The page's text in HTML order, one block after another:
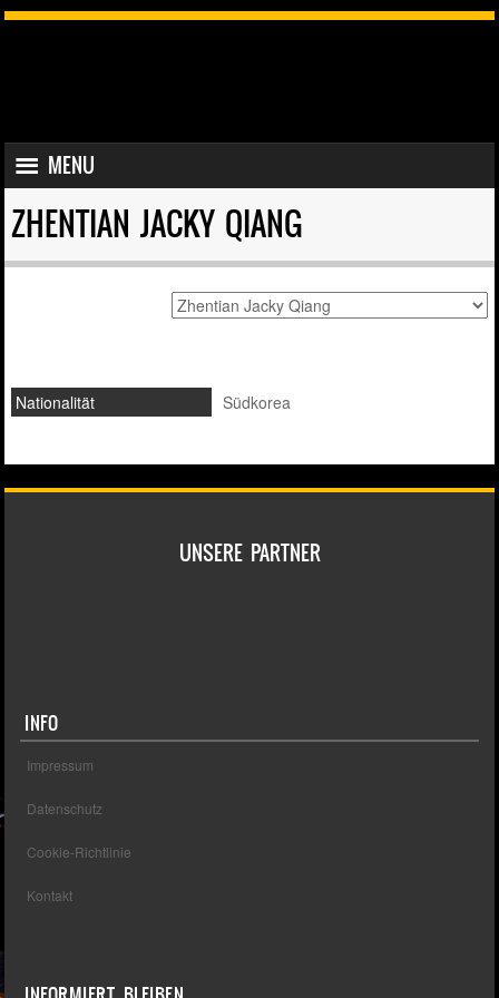
MENU
SKIP TO CONTENT
MENU
ZHENTIAN JACKY QIANG
Nationalität Südkorea
UNSERE PARTNER
INFO
Impressum
Datenschutz
Cookie-Richtlinie
Kontakt